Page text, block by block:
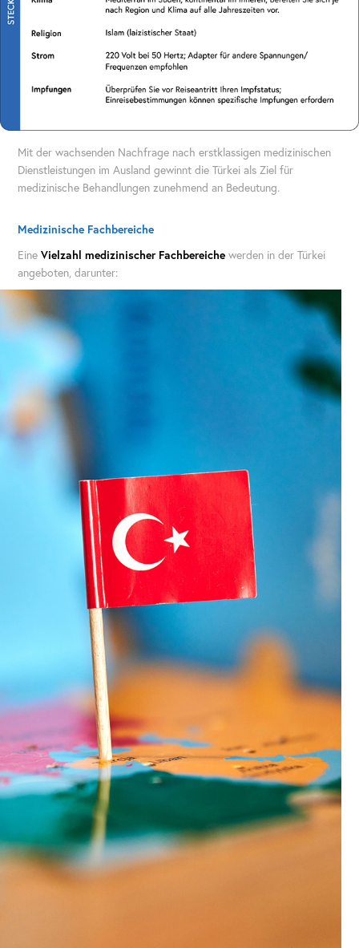
Mit der wachsenden Nachfrage nach erstklassigen medizinischen
Dienstleistungen im Ausland gewinnt die Türkei als Ziel für
medizinische Behandlungen zunehmend an Bedeutung.
Medizinische Fachbereiche
EineVielzahl medizinischer Fachbereiche werden in der Türkei
angeboten, darunter: